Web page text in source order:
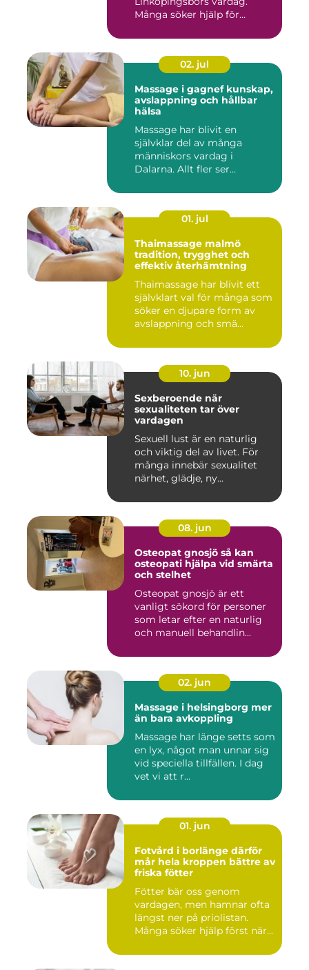
Många söker hjälp för
02. jul
Massage i gagnef kunskap,
avslappning och hållbar
hälsa
Massage har blivit en
självklar del av många
människors vardag i
Dalarna. Allt fler ser
01. jul
Thaimassage malmö
tradition, trygghet och
effektiv återhämtning
Thaimassage har blivit ett
självklart val för många som
söker en djupare form av
avslappning och smä...
10. jun
Sexberoende när
sexualiteten tar över
vardagen
Sexuell lust är en naturlig
och viktig del av livet. För
många innebär sexualitet
närhet, glädje, ny...
08. jun
Osteopat gnosjö så kan
osteopati hjälpa vid smärta
och stelhet
Osteopat gnosjö är ett
vanligt sökord för personer
som letar efter en naturlig
och manuell behandlin...
02. jun
Massage i helsingborg mer
än bara avkoppling
Massage har länge setts som
en lyx, något man unnar sig
vid speciella tillfällen. I dag
vet vi att r...
01. jun
Fotvård i borlänge därför
mår hela kroppen bättre av
friska fötter
Fötter bär oss genom
vardagen, men hamnar ofta
längst ner på priolistan.
Många söker hjälp först när...